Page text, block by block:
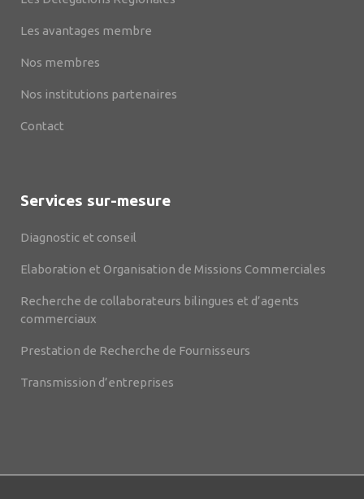
Les avantages membre
Nos membres
Nos institutions partenaires
Contact
Services sur-mesure
Diagnostic et conseil
Elaboration et Organisation de Missions Commerciales
Recherche de collaborateurs bilingues et d’agents
commerciaux
Prestation de Recherche de Fournisseurs
Transmission d’entreprises